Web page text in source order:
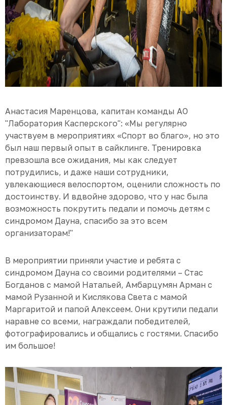
Анастасия Маренцова, капитан команды АО
"Лаборатория Касперского": «Мы регулярно
участвуем в мероприятиях «Спорт во благо», но это
был наш первый опыт в сайклинге. Тренировка
превзошла все ожидания, мы как следует
потрудились, и даже наши сотрудники,
увлекающиеся велоспортом, оценили сложность по
достоинству. И вдвойне здорово, что у нас была
возможность покрутить педали и помочь детям с
синдромом Дауна, спасибо за это всем
организаторам!"
В мероприятии приняли участие и ребята с
синдромом Дауна со своими родителями – Стас
Богданов с мамой Натальей, Амбарцумян Арман с
мамой Рузанной и Кислякова Света с мамой
Маргаритой и папой Алексеем. Они крутили педали
наравне со всеми, награждали победителей,
фотографировались и общались с гостями. Спасибо
им большое!